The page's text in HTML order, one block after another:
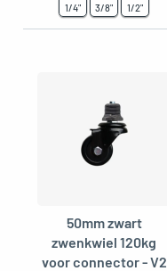
1/4" 3/8" 1/2"
50mm zwart
zwenkwiel 120kg
voor connector - V2